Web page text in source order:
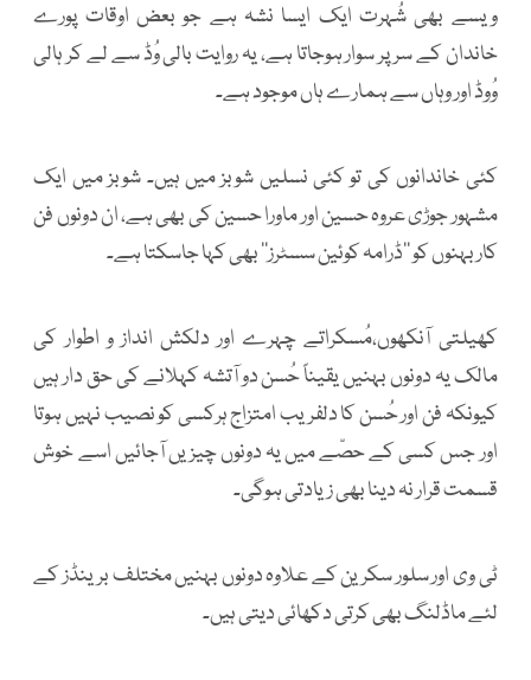
ویسے بھی شُہرت ایک ایسا نشہ ہے جو بعض اوقات پورے
خاندان کے سر پر سوار ہوجاتا ہے، یہ روایت بالی وُڈ سے لے کر ہالی
وُوڈ اور وہاں سے ہمارے ہاں موجود ہے۔
کئی خاندانوں کی تو کئی نسلیں شوبز میں ہیں۔ شوبز میں ایک
مشہور جوڑی عروہ حسین اور ماورا حسین کی بھی ہے، ان دونوں فن
کار بہنوں کو ’’ڈرامہ کوئین سسٹرز‘‘ بھی کہا جاسکتا ہے۔
کھیلتی آنکھوں،مُسکراتے چہرے اور دلکش انداز و اطوار کی
مالک یہ دونوں بہنیں یقیناً حُسن دو آتشہ کہلانے کی حق دار ہیں
کیونکہ فن اور حُسن کا دلفریب امتزاج ہرکسی کو نصیب نہیں ہوتا
اور جس کسی کے حصّے میں یہ دونوں چیزیں آجائیں اسے خوش
قسمت قرار نہ دینا بھی زیادتی ہوگی۔
ٹی وی اور سلور سکرین کے علاوہ دونوں بہنیں مختلف برینڈز کے
لئے ماڈلنگ بھی کرتی دکھائی دیتی ہیں۔